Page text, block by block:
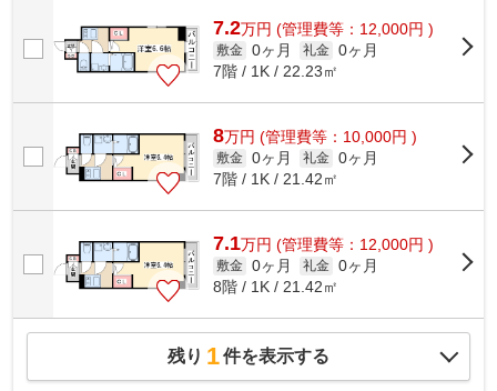
7.2万円 (管理費等：12,000円 )
敷金 0ヶ月 礼金 0ヶ月
7階 / 1K / 22.23㎡
8万円 (管理費等：10,000円 )
敷金 0ヶ月 礼金 0ヶ月
7階 / 1K / 21.42㎡
7.1万円 (管理費等：12,000円 )
敷金 0ヶ月 礼金 0ヶ月
8階 / 1K / 21.42㎡
残り 1件を表示する